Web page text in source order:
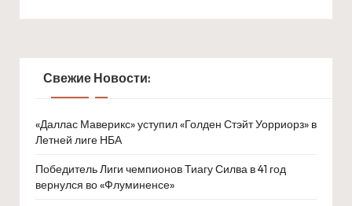
Свежие Новости:
«Даллас Маверикс» уступил «Голден Стэйт Уорриорз» в
Летней лиге НБА
Победитель Лиги чемпионов Тиагу Силва в 41 год
вернулся во «Флуминенсе»